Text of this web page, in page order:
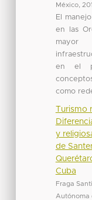
México,
El
en las
en el
como
Turismo
y
de
Cuba
Fraga
Autónoma